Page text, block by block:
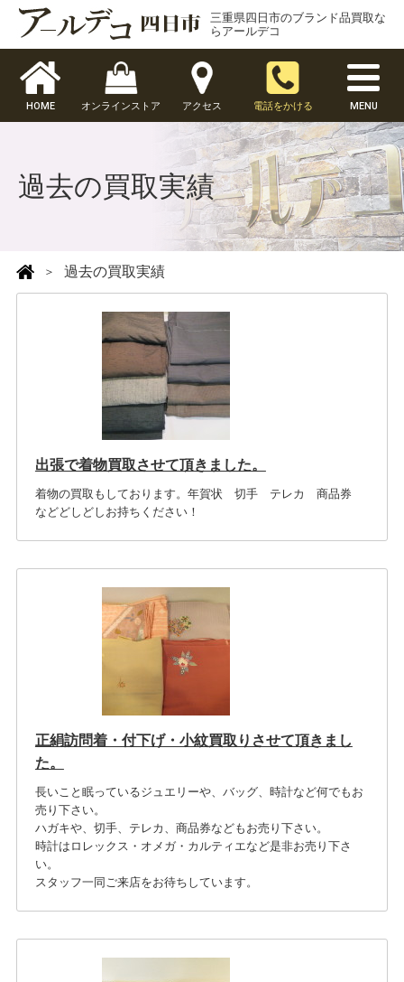
三重県四日市のブランド品買取な
らアールデコ
HOME オンラインストア アクセス 電話をかける MENU
過去の買取実績
過去の買取実績
出張で着物買取させて頂きました。
着物の買取もしております。年賀状 切手 テレカ 商品券
などどしどしお持ちください！
正絹訪問着・付下げ・小紋買取りさせて頂きまし
た。
長いこと眠っているジュエリーや、バッグ、時計など何でもお
売り下さい。
ハガキや、切手、テレカ、商品券などもお売り下さい。
時計はロレックス・オメガ・カルティエなど是非お売り下さ
い。
スタッフ一同ご来店をお待ちしています。